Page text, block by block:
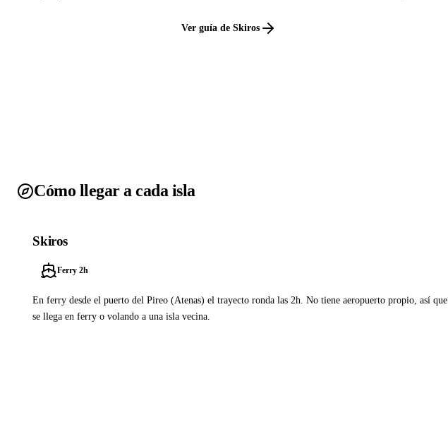
Ver guía de Skiros
Cómo llegar a cada isla
Skiros
Ferry 2h
En ferry desde el puerto del Pireo (Atenas) el trayecto ronda las 2h. No tiene aeropuerto propio, así que
se llega en ferry o volando a una isla vecina.